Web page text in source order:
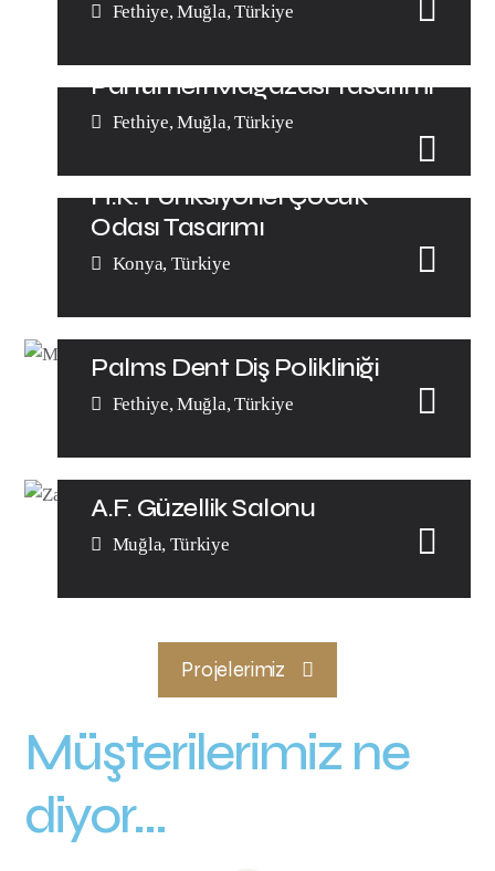
Fethiye, Muğla, Türkiye
Parfümeri Mağazası Tasarımı
Fethiye, Muğla, Türkiye
H.K. Fonksiyonel Çocuk
Odası Tasarımı
Konya, Türkiye
Palms Dent Diş Polikliniği
Fethiye, Muğla, Türkiye
A.F. Güzellik Salonu
Muğla, Türkiye
Projelerimiz
Müşterilerimiz ne
diyor...